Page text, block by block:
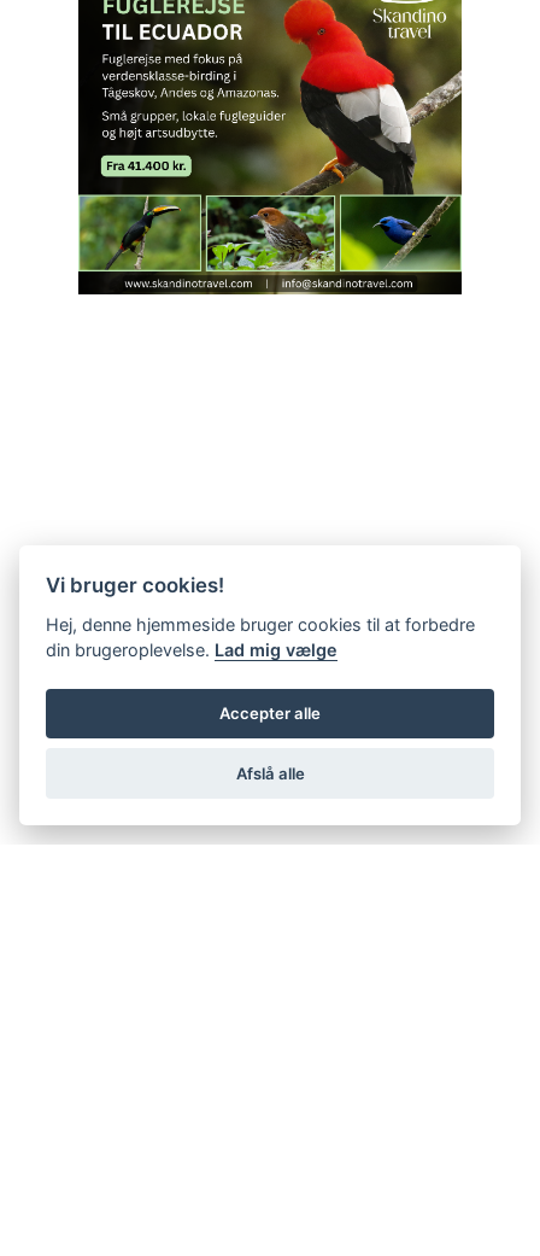
Vi bruger cookies!
Hej, denne hjemmeside bruger cookies til at forbedre
din brugeroplevelse. Lad mig vælge
Accepter alle
Afslå alle